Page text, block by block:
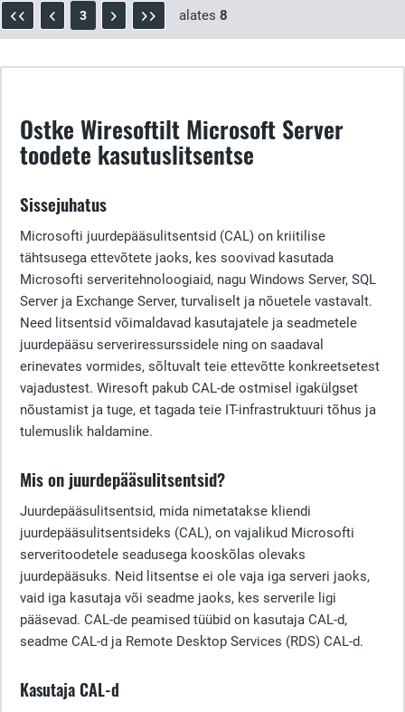
3 alates 8
Ostke Wiresoftilt Microsoft Server
toodete kasutuslitsentse
Sissejuhatus
Microsofti juurdepääsulitsentsid (CAL) on kriitilise
tähtsusega ettevõtete jaoks, kes soovivad kasutada
Microsofti serveritehnoloogiaid, nagu Windows Server, SQL
Server ja Exchange Server, turvaliselt ja nõuetele vastavalt.
Need litsentsid võimaldavad kasutajatele ja seadmetele
juurdepääsu serveriressurssidele ning on saadaval
erinevates vormides, sõltuvalt teie ettevõtte konkreetsetest
vajadustest. Wiresoft pakub CAL-de ostmisel igakülgset
nõustamist ja tuge, et tagada teie IT-infrastruktuuri tõhus ja
tulemuslik haldamine.
Mis on juurdepääsulitsentsid?
Juurdepääsulitsentsid, mida nimetatakse kliendi
juurdepääsulitsentsideks (CAL), on vajalikud Microsofti
serveritoodetele seadusega kooskõlas olevaks
juurdepääsuks. Neid litsentse ei ole vaja iga serveri jaoks,
vaid iga kasutaja või seadme jaoks, kes serverile ligi
pääsevad. CAL-de peamised tüübid on kasutaja CAL-d,
seadme CAL-d ja Remote Desktop Services (RDS) CAL-d.
Kasutaja CAL-d